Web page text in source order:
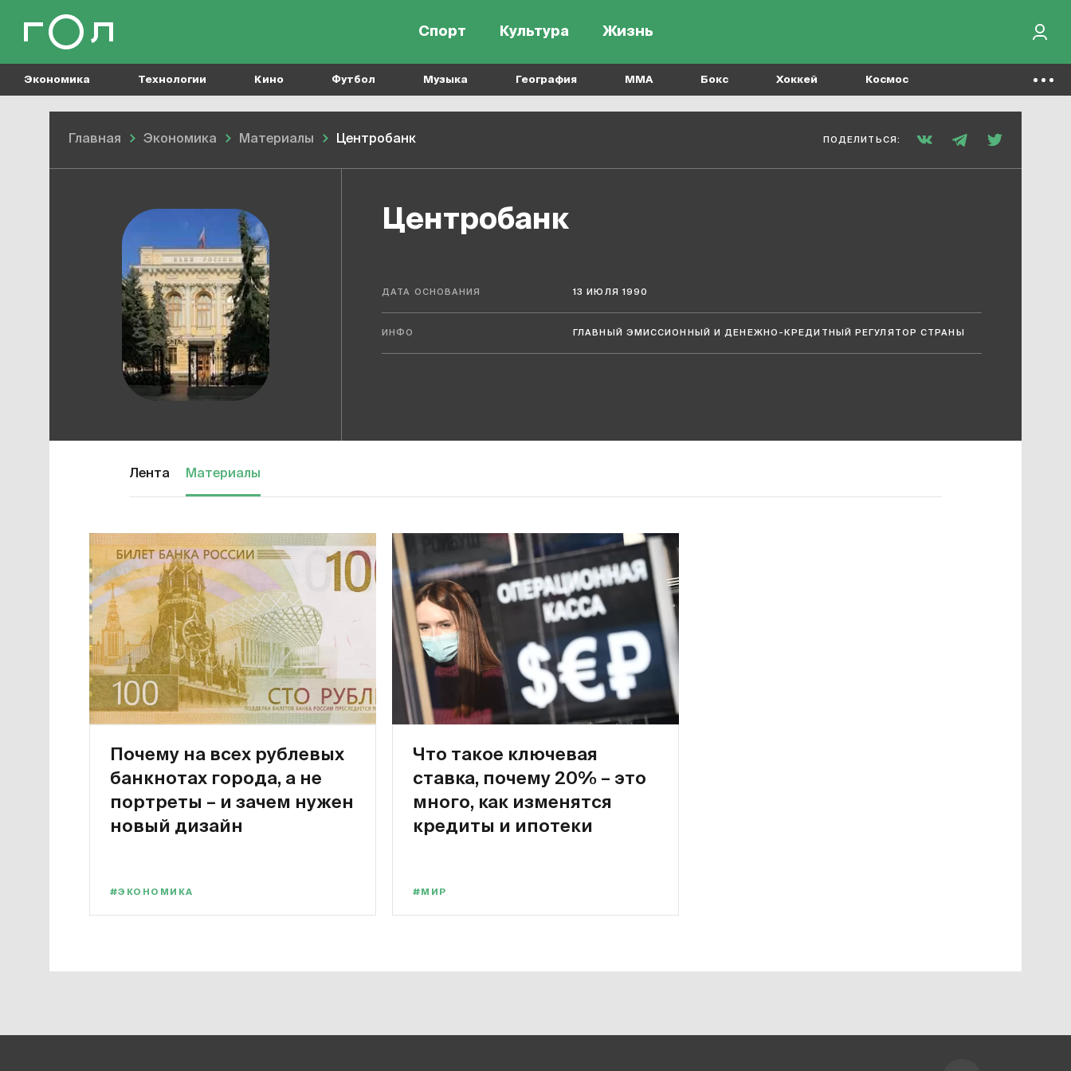
Спорт Культура Жизнь
Экономика Технологии Кино Футбол Музыка География MMA Бокс Хоккей Космос
Главная Экономика Материалы Центробанк ПОДЕЛИТЬСЯ:
Центробанк
ДАТА ОСНОВАНИЯ 13 ИЮЛЯ 1990
ИНФО ГЛАВНЫЙ ЭМИССИОННЫЙ И ДЕНЕЖНО-КРЕДИТНЫЙ РЕГУЛЯТОР СТРАНЫ
Лента Материалы
Почему на всех рублевых
банкнотах города, а не
портреты – и зачем нужен
новый дизайн
#ЭКОНОМИКА
Что такое ключевая
ставка, почему 20% – это
много, как изменятся
кредиты и ипотеки
#МИР